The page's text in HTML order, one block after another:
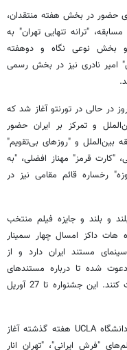
حضور در بخش هفته منتقدان،
"ترانه تنهایی تهران" به
بخش نوعی نگاه و دوهفته
امیر نادری نیز در بخش رسمی
در حالی در تورنتو آغاز شد که
و تمرکز بر ایران حضور
بین‌الملل و "روزهای بی‌تقویم"
"کارت قرمز" مهناز افضلی، "به
رخساره قائم مقامی نیز در
و بلند و جایزه فیلم منتخب
هات داکز امسال چهار سمینار
مستند ایران دارد و از
شده تا درباره مستندهای
خودشان و وضعیت سینمای مستند ایران صحبت کنند. این جشنواره تا 27 آوریل
جشنواره سالانه فیلم‌های ایرانی در دانشگاه UCLA هفته گذشته آغاز
"فرش ایرانی"، "تهران انار